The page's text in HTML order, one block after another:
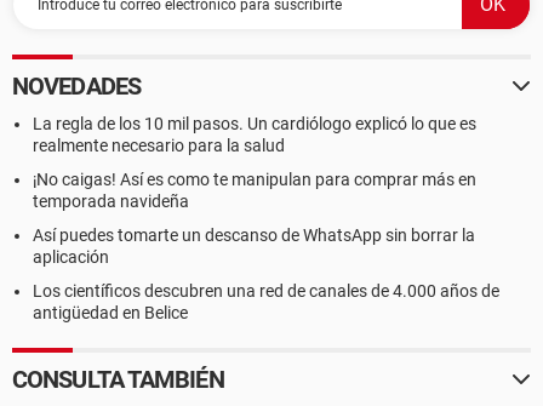
NOVEDADES
La regla de los 10 mil pasos. Un cardiólogo explicó lo que es
realmente necesario para la salud
¡No caigas! Así es como te manipulan para comprar más en
temporada navideña
Así puedes tomarte un descanso de WhatsApp sin borrar la
aplicación
Los científicos descubren una red de canales de 4.000 años de
antigüedad en Belice
CONSULTA TAMBIÉN